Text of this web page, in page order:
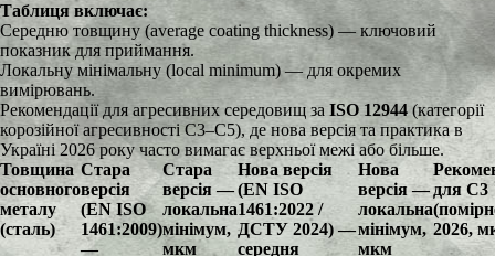
Таблиця включає:
Середню товщину (average coating thickness) — ключовий
показник для приймання.
Локальну мінімальну (local minimum) — для окремих
вимірювань.
Рекомендації для агресивних середовищ за ISO 12944 (категорії
корозійної агресивності C3–C5), де нова версія та практика в
Україні 2026 року часто вимагає верхньої межі або більше.
Товщина
основного
металу
(сталь)
Стара
версія
(EN ISO
1461:2009)
—
Стара
версія —
локальна
мінімум,
мкм
Нова версія
(EN ISO
1461:2022 /
ДСТУ 2024) —
середня
Нова
версія —
локальна
мінімум,
мкм
для C3
2026,